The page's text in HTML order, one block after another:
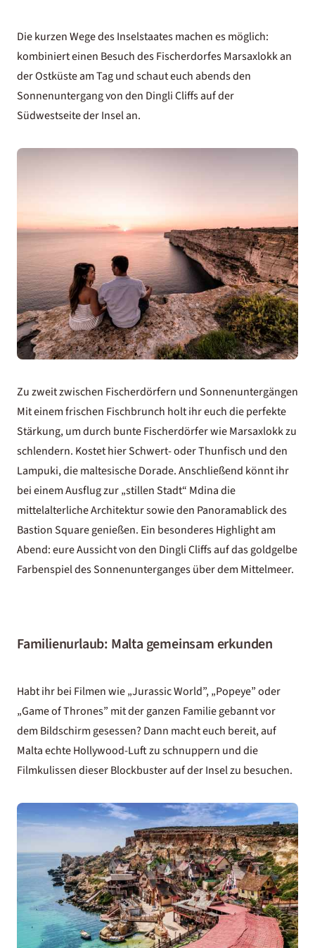
Die kurzen Wege des Inselstaates machen es möglich:
kombiniert einen Besuch des Fischerdorfes Marsaxlokk an
der Ostküste am Tag und schaut euch abends den
Sonnenuntergang von den Dingli Cliffs auf der
Südwestseite der Insel an.
Zu zweit zwischen Fischerdörfern und Sonnenuntergängen
Mit einem frischen Fischbrunch holt ihr euch die perfekte
Stärkung, um durch bunte Fischerdörfer wie Marsaxlokk zu
schlendern. Kostet hier Schwert- oder Thunfisch und den
Lampuki, die maltesische Dorade. Anschließend könnt ihr
bei einem Ausflug zur „stillen Stadt“ Mdina die
mittelalterliche Architektur sowie den Panoramablick des
Bastion Square genießen. Ein besonderes Highlight am
Abend: eure Aussicht von den Dingli Cliffs auf das goldgelbe
Farbenspiel des Sonnenunterganges über dem Mittelmeer.
Familienurlaub: Malta gemeinsam erkunden
Habt ihr bei Filmen wie „Jurassic World”, „Popeye” oder
„Game of Thrones” mit der ganzen Familie gebannt vor
dem Bildschirm gesessen? Dann macht euch bereit, auf
Malta echte Hollywood-Luft zu schnuppern und die
Filmkulissen dieser Blockbuster auf der Insel zu besuchen.